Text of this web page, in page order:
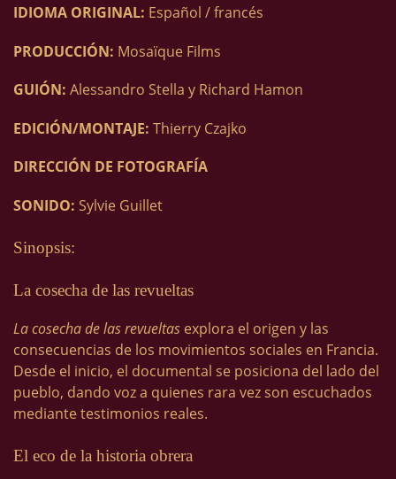
IDIOMA ORIGINAL: Español / francés
PRODUCCIÓN: Mosaïque Films
GUIÓN: Alessandro Stella y Richard Hamon
EDICIÓN/MONTAJE: Thierry Czajko
DIRECCIÓN DE FOTOGRAFÍA
SONIDO: Sylvie Guillet
Sinopsis:
La cosecha de las revueltas
La cosecha de las revueltas explora el origen y las
consecuencias de los movimientos sociales en Francia.
Desde el inicio, el documental se posiciona del lado del
pueblo, dando voz a quienes rara vez son escuchados
mediante testimonios reales.
El eco de la historia obrera